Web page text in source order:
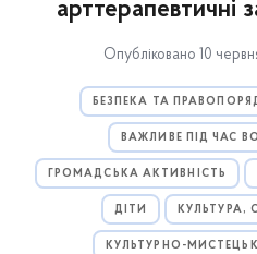
арттерапевтичні
Опубліковано 10
БЕЗПЕКА ТА
ВАЖЛИВЕ ПІД ЧАС
ГРОМАДСЬКА АКТИВНІСТЬ
ДІТИ КУЛЬТУРА,
КУЛЬТУРНО-